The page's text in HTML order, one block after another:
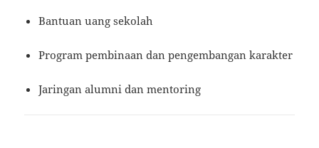
Bantuan uang sekolah
Program pembinaan dan pengembangan karakter
Jaringan alumni dan mentoring